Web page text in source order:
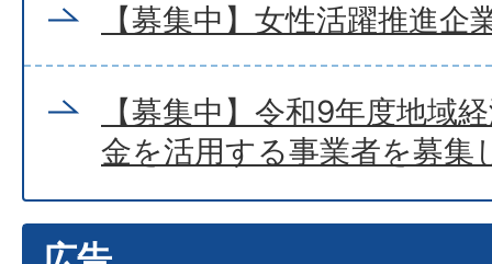
【募集中】女性活躍推進企
【募集中】令和9年度地域
金を活用する事業者を募集